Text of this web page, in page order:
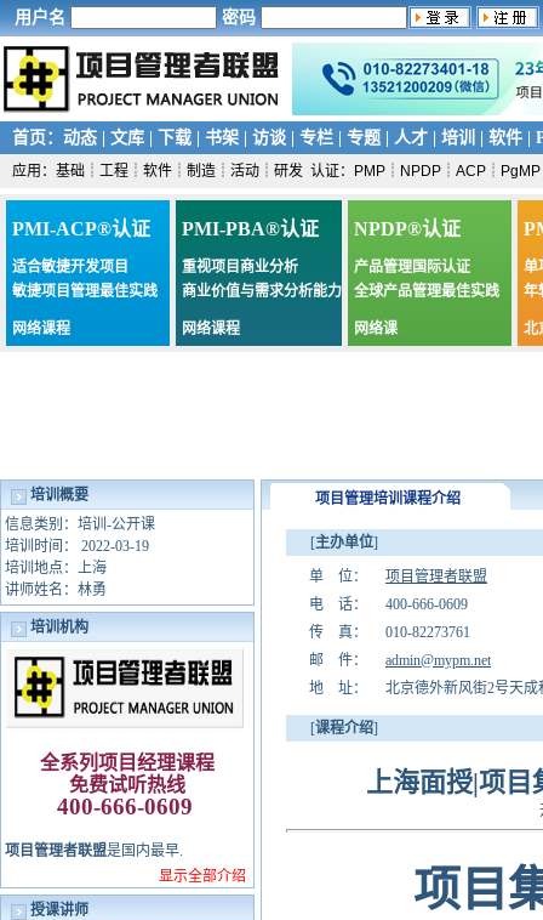
用户名 密码
首页 ： 动态 文库 下载 书架 访谈 专栏 专题 人才 培训 软件
应用： 基础 ┊ 工程 ┊ 软件 ┊ 制造 ┊ 活动 ┊ 研发 认证： PMP ┊ NPDP ┊ ACP ┊ PgMP
PMI-ACP®认证
适合敏捷开发项目
敏捷项目管理最佳实践
网络课程
PMI-PBA®认证
重视项目商业分析
商业价值与需求分析能力
网络课程
NPDP®认证
产品管理国际认证
全球产品管理最佳实践
网络课
单
年
北
培训概要
信息类别：培训-公开课
培训时间： 2022-03-19
培训地点：上海
讲师姓名：林勇
培训机构
全系列项目经理课程
免费试听热线
400-666-0609
项目管理者联盟是国内最早.
显示全部介绍
授课讲师
项目管理培训课程介绍
[主办单位]
单 位：
项目管理者联盟
电 话：
400-666-0609
传 真：
010-82273761
邮 件：
admin@mypm.net
地 址：
北京德外新风街2号天
[课程介绍]
上海面授|项目
项目